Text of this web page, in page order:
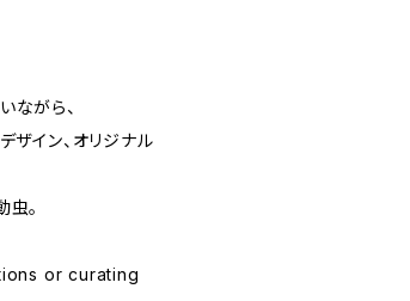
ながら、
ザイン、オリジナル
。
or curating